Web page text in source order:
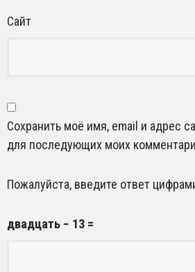
Сайт
Сохранить моё имя, email и адрес
для последующих моих
Пожалуйста, введите ответ
двадцать − 13 =